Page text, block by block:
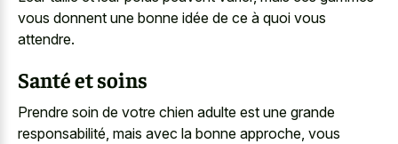
vous donnent une bonne idée de ce à quoi vous
attendre.
Santé et soins
Prendre soin de votre chien adulte est une grande
responsabilité, mais avec la bonne approche, vous